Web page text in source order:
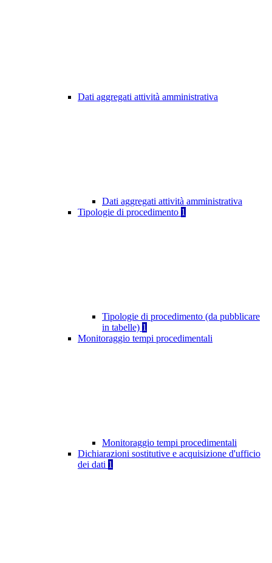
Dati aggregati attività amministrativa
Dati aggregati attività amministrativa
Tipologie di procedimento 1
Tipologie di procedimento (da pubblicare
in tabelle) 1
Monitoraggio tempi procedimentali
Monitoraggio tempi procedimentali
Dichiarazioni sostitutive e acquisizione d'ufficio
dei dati 1